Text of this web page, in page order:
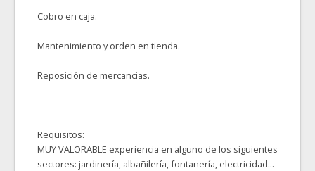
Cobro en caja.
Mantenimiento y orden en tienda.
Reposición de mercancias.
Requisitos:
MUY VALORABLE experiencia en alguno de los siguientes
sectores: jardinería, albañilería, fontanería, electricidad...